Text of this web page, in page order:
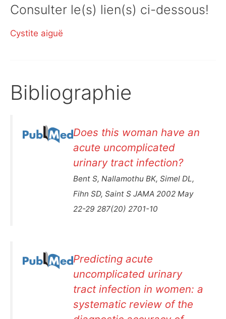
Consulter le(s) lien(s) ci-dessous!
Cystite aiguë
Bibliographie
Does this woman have an
acute uncomplicated
urinary tract infection?
Bent S, Nallamothu BK, Simel DL,
Fihn SD, Saint S JAMA 2002 May
22-29 287(20) 2701-10
Predicting acute
uncomplicated urinary
tract infection in women: a
systematic review of the